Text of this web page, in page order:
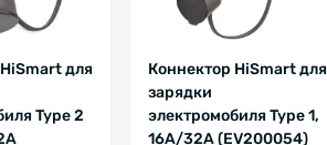
для
Type 2
Коннектор HiSmart для
зарядки
электромобиля Type 1,
16A/32A (EV200054)